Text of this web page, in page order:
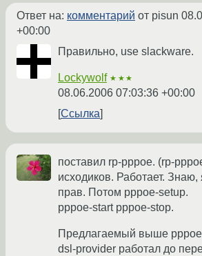
Ответ на: комментарий от pisun
+00:00
Правильно, use slackware.
Lockywolf ★★★
08.06.2006 07:03:36 +00:00
Ссылка
поставил rp-pppoe. (rp-
исходиков. Работает. Знаю,
прав. Потом pppoe-setup.
pppoe-start pppoe-stop.
Предлагаемый выше
dsl-provider работал до